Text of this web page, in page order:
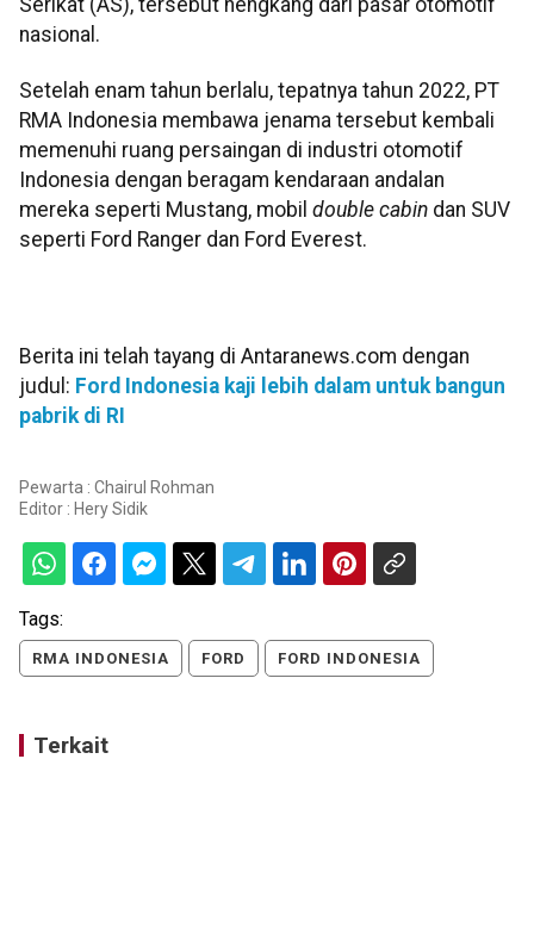
nasional.
Setelah enam tahun berlalu, tepatnya tahun 2022, PT
RMA Indonesia membawa jenama tersebut kembali
memenuhi ruang persaingan di industri otomotif
Indonesia dengan beragam kendaraan andalan
mereka seperti Mustang, mobil double cabin dan SUV
seperti Ford Ranger dan Ford Everest.
Berita ini telah tayang di Antaranews.com dengan
judul: Ford Indonesia kaji lebih dalam untuk bangun
pabrik di RI
Pewarta : Chairul Rohman
Editor : Hery Sidik
Tags:
RMA INDONESIA FORD FORD INDONESIA
Terkait